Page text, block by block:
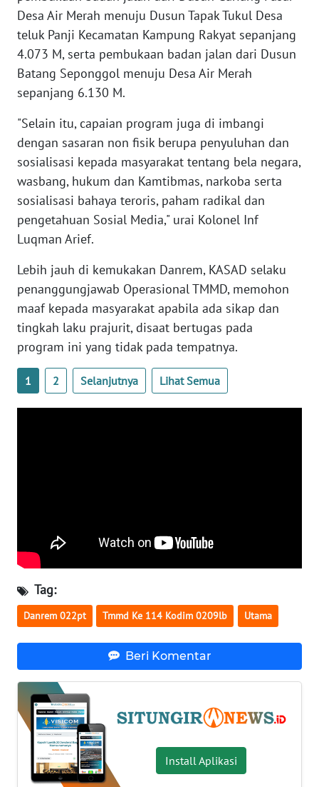
Desa Air Merah menuju Dusun Tapak Tukul Desa
teluk Panji Kecamatan Kampung Rakyat sepanjang
4.073 M, serta pembukaan badan jalan dari Dusun
Batang Seponggol menuju Desa Air Merah
sepanjang 6.130 M.
"Selain itu, capaian program juga di imbangi
dengan sasaran non fisik berupa penyuluhan dan
sosialisasi kepada masyarakat tentang bela negara,
wasbang, hukum dan Kamtibmas, narkoba serta
sosialisasi bahaya teroris, paham radikal dan
pengetahuan Sosial Media," urai Kolonel Inf
Luqman Arief.
Lebih jauh di kemukakan Danrem, KASAD selaku
penanggungjawab Operasional TMMD, memohon
maaf kepada masyarakat apabila ada sikap dan
tingkah laku prajurit, disaat bertugas pada
program ini yang tidak pada tempatnya.
1 2 Selanjutnya Lihat Semua
Tag:
Danrem 022pt Tmmd Ke 114 Kodim 0209lb Utama
Beri Komentar
Install Aplikasi
WN
NUSANTARA
WN
JOGJA
JATIM
WN
BALI
WN
KALBAR
WN
KALTENG
WN
KALTARA
KALSEL
WN
GORONTALO
WN
SULUT
WN
MALUT
WN
DAIRI